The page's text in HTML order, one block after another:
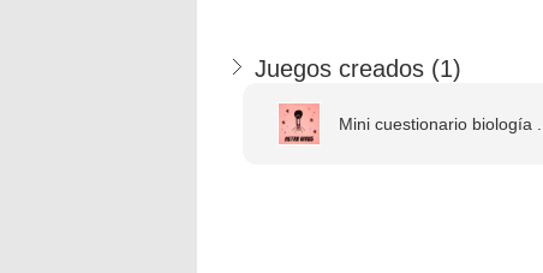
Juegos creados (1)
Mini cuestionario biología ...